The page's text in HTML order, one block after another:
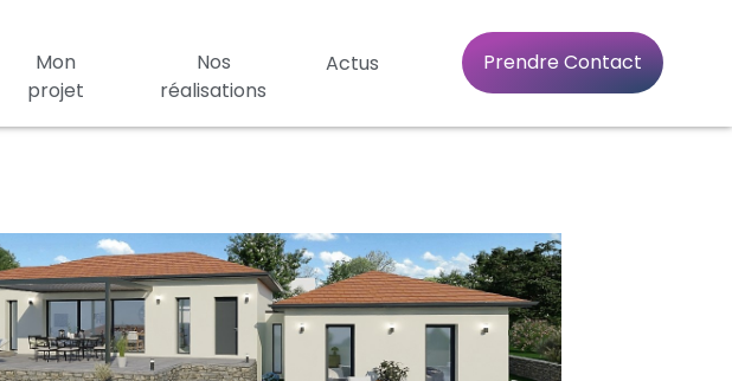
Mon
projet
Nos
réalisations
Actus Prendre Contact